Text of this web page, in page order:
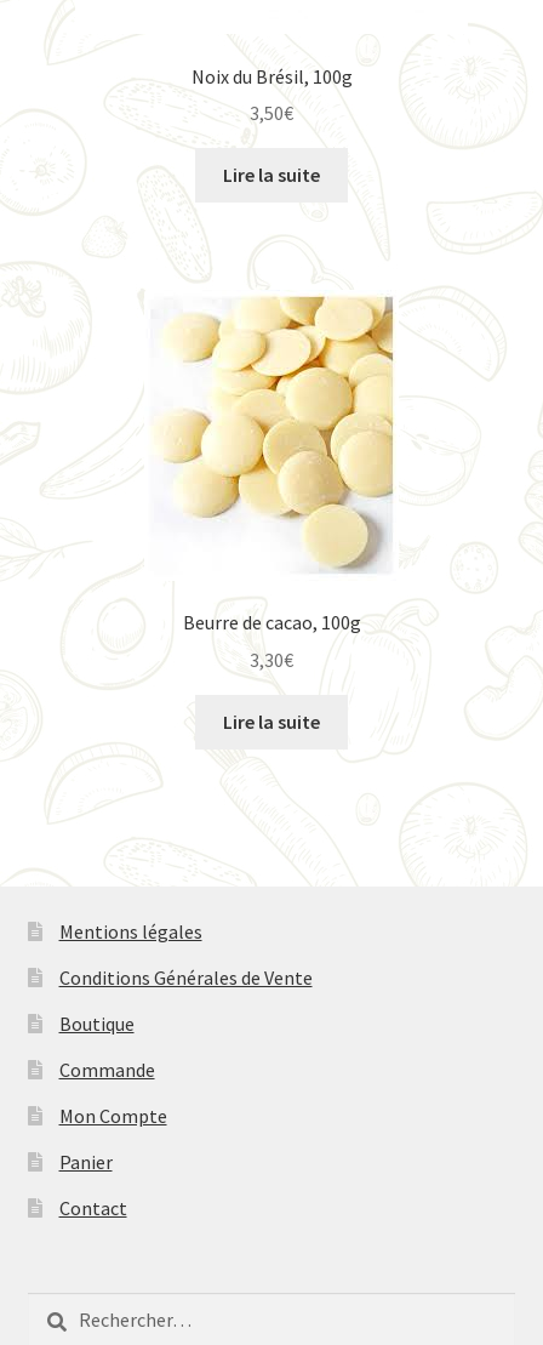
Noix du Brésil, 100g
3,50€
Lire la suite
Beurre de cacao, 100g
3,30€
Lire la suite
Mentions légales
Conditions Générales de Vente
Boutique
Commande
Mon Compte
Panier
Contact
Rechercher :